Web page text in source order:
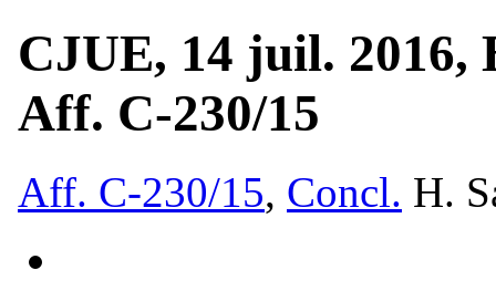
CJUE, 14 juil. 2016,
Aff. C-230/15
Aff. C-230/15, Concl. H.